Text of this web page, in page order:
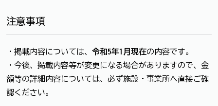
注意事項
・掲載内容については、 令和5年1月現在の内容です。
・今後、掲載内容等が変更になる場合がありますので、金
額等の詳細内容については、必ず施設・事業所へ直接ご確
認ください。